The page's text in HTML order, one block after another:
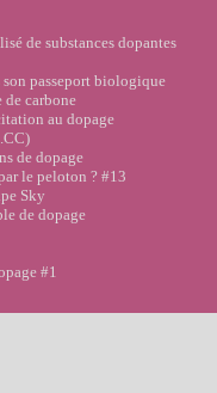
de substances dopantes
passeport biologique
carbone
au dopage
de dopage
le peloton ? #13
Sky
de dopage
#1